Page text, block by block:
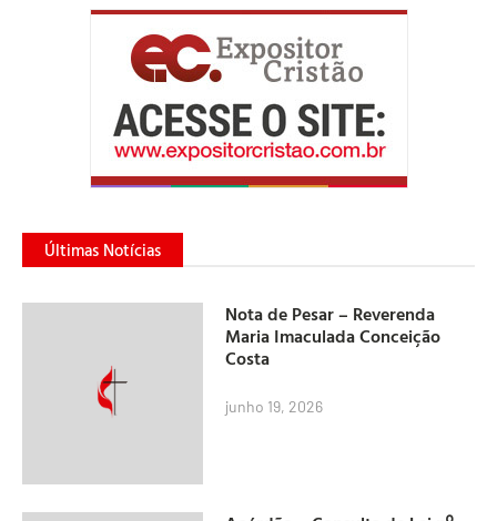
Últimas Notícias
Nota de Pesar – Reverenda
Maria Imaculada Conceição
Costa
junho 19, 2026